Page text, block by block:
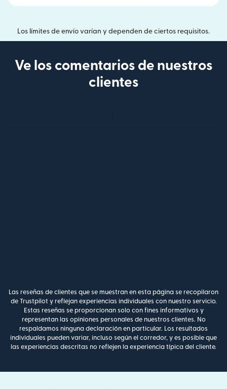
Los límites de envío varían y dependen de ciertos requisitos.
Ve los comentarios de nuestros
clientes
Las reseñas de clientes que se muestran en esta página se recopilaron
de Trustpilot y reflejan experiencias individuales con nuestro servicio.
Estas reseñas se proporcionan solo con fines informativos y
representan las opiniones personales de nuestros clientes. No
respaldamos ninguna declaración en particular. Los resultados
individuales pueden variar, incluso según el corredor, y es posible que
las experiencias descritas no reflejen la experiencia típica del cliente.